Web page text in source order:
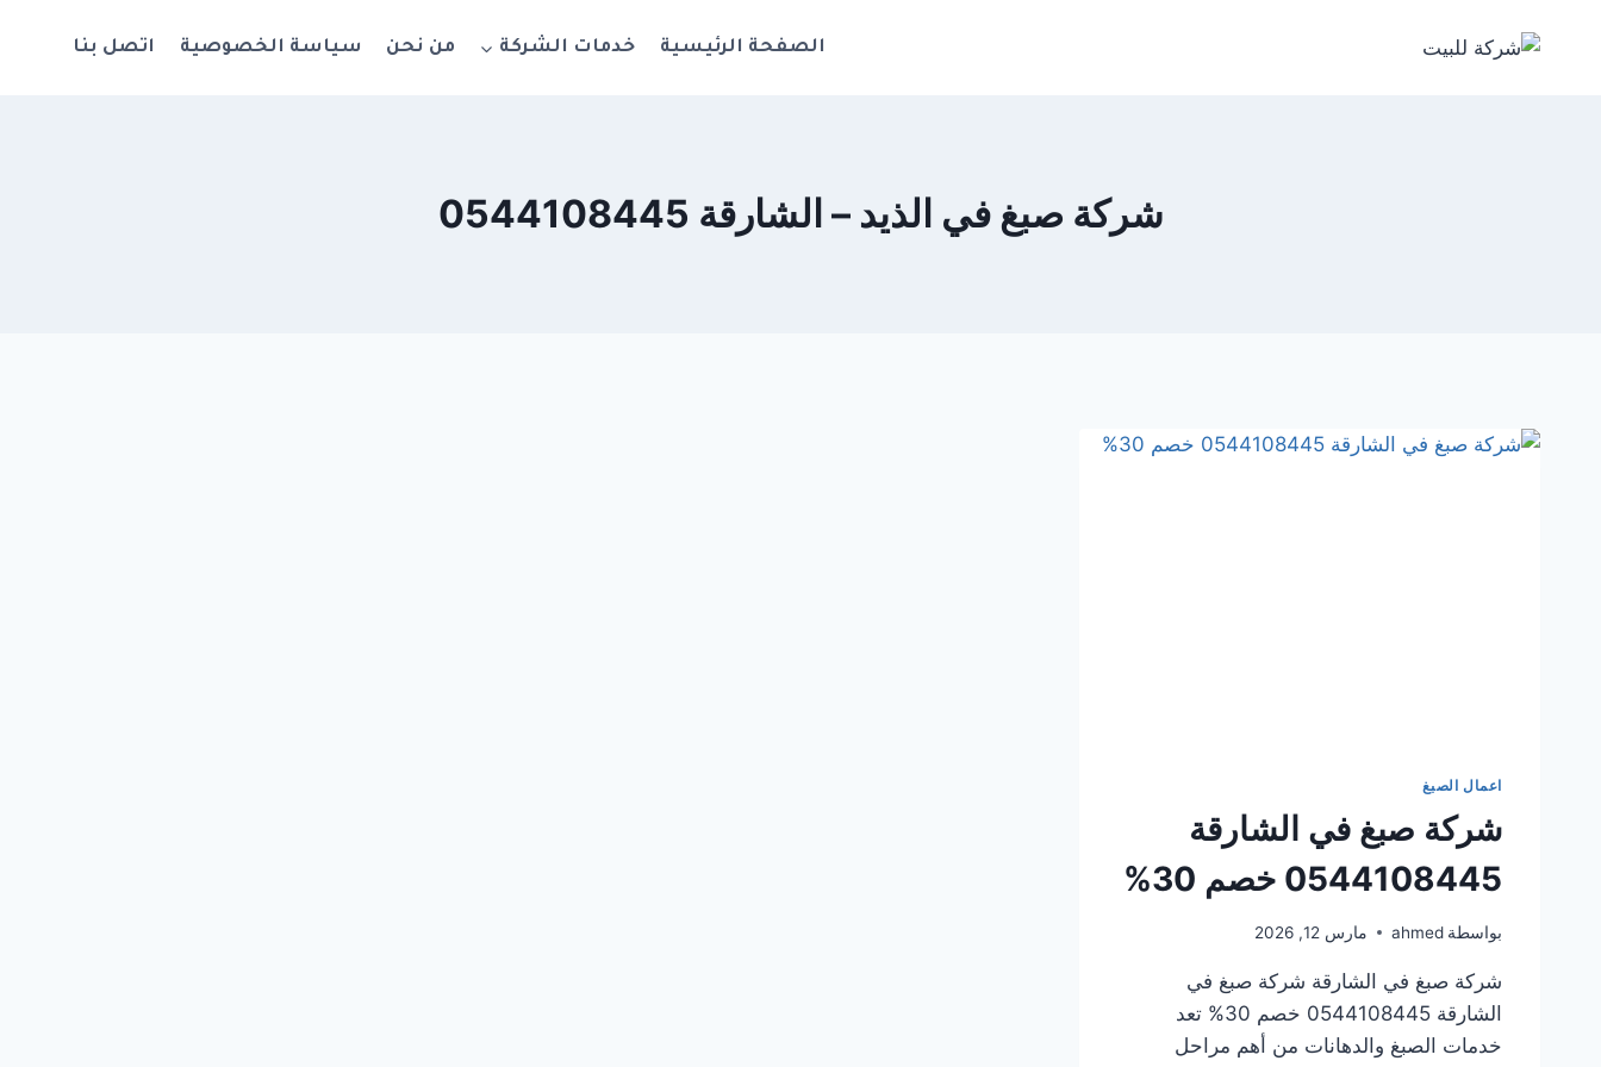
الصفحة الرئيسية خدمات الشركة من نحن سياسة الخصوصية اتصل بنا
شركة صبغ في الذيد – الشارقة 0544108445
اعمال الصبغ
شركة صبغ في الشارقة
0544108445 خصم 30%
بواسطة ahmed مارس 12, 2026
شركة صبغ في الشارقة شركة صبغ في
الشارقة 0544108445 خصم 30% تعد
خدمات الصبغ والدهانات من أهم مراحل